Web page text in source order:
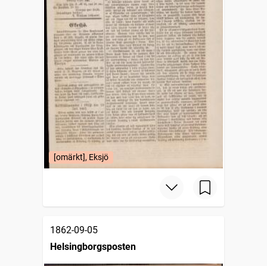
[omärkt], Eksjö
1862-09-05
Helsingborgsposten